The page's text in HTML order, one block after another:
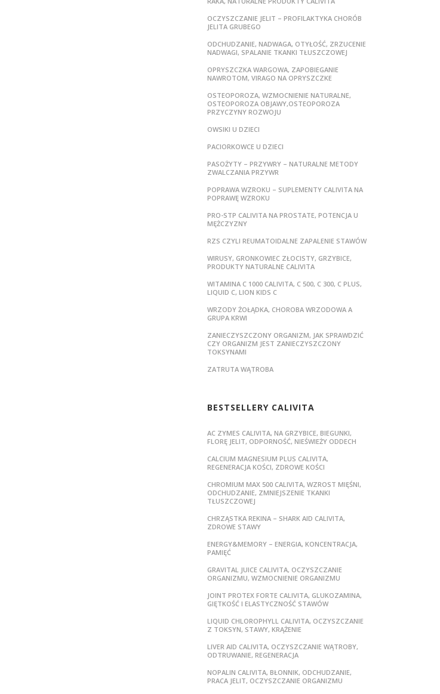
OCZYSZCZANIE JELIT – PROFILAKTYKA CHORÓB
JELITA GRUBEGO
ODCHUDZANIE, NADWAGA, OTYŁOŚĆ, ZRZUCENIE
NADWAGI, SPALANIE TKANKI TŁUSZCZOWEJ
OPRYSZCZKA WARGOWA, ZAPOBIEGANIE
NAWROTOM, VIRAGO NA OPRYSZCZKE
OSTEOPOROZA, WZMOCNIENIE NATURALNE,
OSTEOPOROZA OBJAWY,OSTEOPOROZA
PRZYCZYNY ROZWOJU
OWSIKI U DZIECI
PACIORKOWCE U DZIECI
PASOŻYTY – PRZYWRY – NATURALNE METODY
ZWALCZANIA PRZYWR
POPRAWA WZROKU – SUPLEMENTY CALIVITA NA
POPRAWĘ WZROKU
PRO-STP CALIVITA NA PROSTATE, POTENCJA U
MĘŻCZYZNY
RZS CZYLI REUMATOIDALNE ZAPALENIE STAWÓW
WIRUSY, GRONKOWIEC ZŁOCISTY, GRZYBICE,
PRODUKTY NATURALNE CALIVITA
WITAMINA C 1000 CALIVITA, C 500, C 300, C PLUS,
LIQUID C, LION KIDS C
WRZODY ŻOŁĄDKA, CHOROBA WRZODOWA A
GRUPA KRWI
ZANIECZYSZCZONY ORGANIZM, JAK SPRAWDZIĆ
CZY ORGANIZM JEST ZANIECZYSZCZONY
TOKSYNAMI
ZATRUTA WĄTROBA
BESTSELLERY CALIVITA
AC ZYMES CALIVITA, NA GRZYBICE, BIEGUNKI,
FLORĘ JELIT, ODPORNOŚĆ, NIEŚWIEŻY ODDECH
CALCIUM MAGNESIUM PLUS CALIVITA,
REGENERACJA KOŚCI, ZDROWE KOŚCI
CHROMIUM MAX 500 CALIVITA, WZROST MIĘŚNI,
ODCHUDZANIE, ZMNIEJSZENIE TKANKI
TŁUSZCZOWEJ
CHRZĄSTKA REKINA – SHARK AID CALIVITA,
ZDROWE STAWY
ENERGY&MEMORY – ENERGIA, KONCENTRACJA,
PAMIĘĆ
GRAVITAL JUICE CALIVITA, OCZYSZCZANIE
ORGANIZMU, WZMOCNIENIE ORGANIZMU
JOINT PROTEX FORTE CALIVITA, GLUKOZAMINA,
GIĘTKOŚĆ I ELASTYCZNOŚĆ STAWÓW
LIQUID CHLOROPHYLL CALIVITA, OCZYSZCZANIE
Z TOKSYN, STAWY, KRĄŻENIE
LIVER AID CALIVITA, OCZYSZCZANIE WĄTROBY,
ODTRUWANIE, REGENERACJA
NOPALIN CALIVITA, BŁONNIK, ODCHUDZANIE,
PRACA JELIT, OCZYSZCZANIE ORGANIZMU